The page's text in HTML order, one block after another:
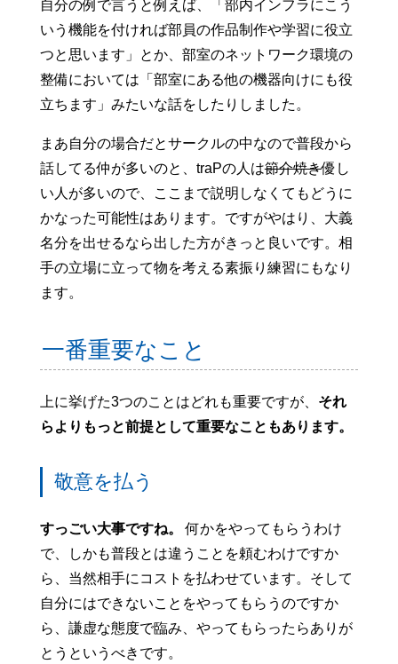
自分の例で言うと例えば、「部内インフラにこう
いう機能を付ければ部員の作品制作や学習に役立
つと思います」とか、部室のネットワーク環境の
整備においては「部室にある他の機器向けにも役
立ちます」みたいな話をしたりしました。
まあ自分の場合だとサークルの中なので普段から
話してる仲が多いのと、traPの人は節介焼き優し
い人が多いので、ここまで説明しなくてもどうに
かなった可能性はあります。ですがやはり、大義
名分を出せるなら出した方がきっと良いです。相
手の立場に立って物を考える素振り練習にもなり
ます。
一番重要なこと
上に挙げた3つのことはどれも重要ですが、 それ
らよりもっと前提として重要なこともあります。
敬意を払う
すっごい大事ですね。
何かをやってもらうわけ
で、しかも普段とは違うことを頼むわけですか
ら、当然相手にコストを払わせています。そして
自分にはできないことをやってもらうのですか
ら、謙虚な態度で臨み、やってもらったらありが
とうというべきです。